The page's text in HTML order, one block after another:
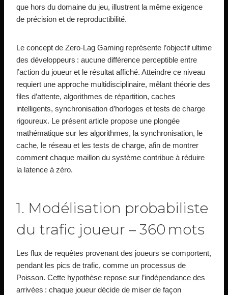
que hors du domaine du jeu, illustrent la même exigence
de précision et de reproductibilité.
Le concept de Zero‑Lag Gaming représente l’objectif ultime
des développeurs : aucune différence perceptible entre
l’action du joueur et le résultat affiché. Atteindre ce niveau
requiert une approche multidisciplinaire, mêlant théorie des
files d’attente, algorithmes de répartition, caches
intelligents, synchronisation d’horloges et tests de charge
rigoureux. Le présent article propose une plongée
mathématique sur les algorithmes, la synchronisation, le
cache, le réseau et les tests de charge, afin de montrer
comment chaque maillon du système contribue à réduire
la latence à zéro.
1. Modélisation probabiliste
du trafic joueur – 360 mots
Les flux de requêtes provenant des joueurs se comportent,
pendant les pics de trafic, comme un processus de
Poisson. Cette hypothèse repose sur l’indépendance des
arrivées : chaque joueur décide de miser de façon